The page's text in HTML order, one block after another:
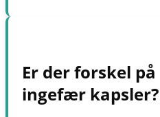
Er der forskel
ingefær kapsler?